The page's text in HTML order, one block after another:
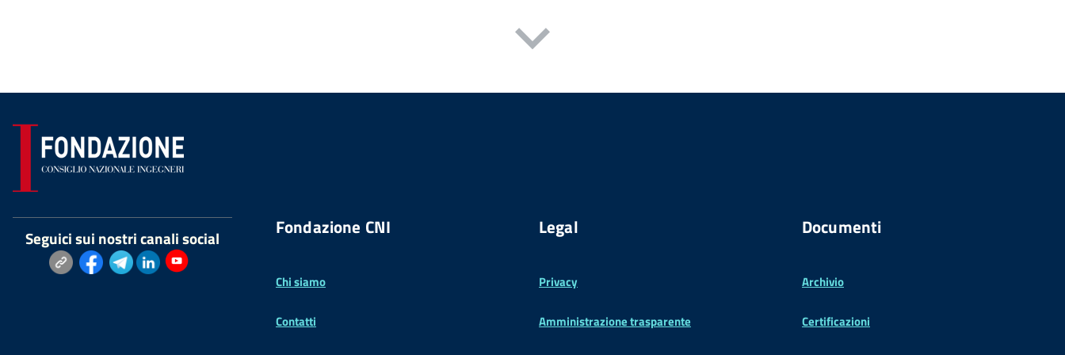
Seguici sui nostri canali social Fondazione CNI
Chi siamo
Contatti
Legal
Privacy
Amministrazione trasparente
Documenti
Archivio
Certificazioni